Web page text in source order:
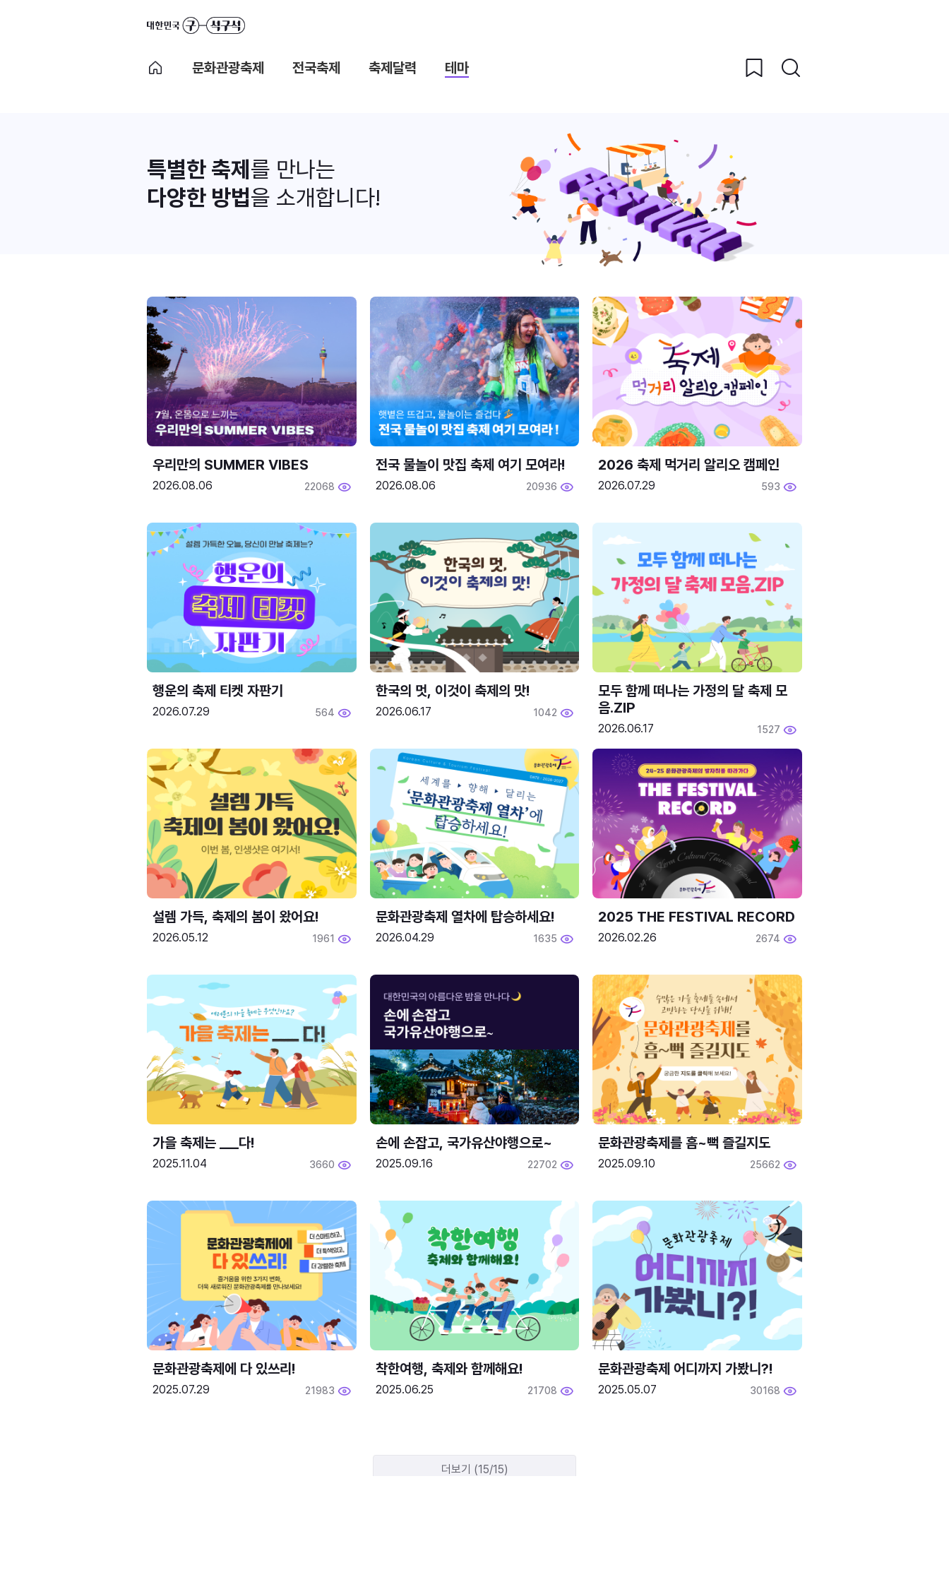
문화관광축제 전국축제 축제달력 테마
특별한 축제 를 만나는
다양한 방법을 소개합니다!
우리만의 SUMMER VIBES
2026.08.06 22068
전국 물놀이 맛집 축제 여기 모여라!
2026.08.06 20936
2026 축제 먹거리 알리오 캠페인
2026.07.29 593
행운의 축제 티켓 자판기
2026.07.29 564
한국의 멋, 이것이 축제의 맛!
2026.06.17 1042
모두 함께 떠나는 가정의 달 축제 모
음.ZIP
2026.06.17 1527
설렘 가득, 축제의 봄이 왔어요!
2026.05.12 1961
문화관광축제 열차에 탑승하세요!
2026.04.29 1635
2025 THE FESTIVAL RECORD
2026.02.26 2674
2025.11.04 3660
손에 손잡고, 국가유산야행으로~
2025.09.16 22702
문화관광축제를 흠~뻑 즐길지도
2025.09.10 25662
문화관광축제에 다 있쓰리!
2025.07.29 21983
착한여행, 축제와 함께해요!
2025.06.25 21708
문화관광축제 어디까지 가봤니?!
2025.05.07 30168
더보기 (15/15)